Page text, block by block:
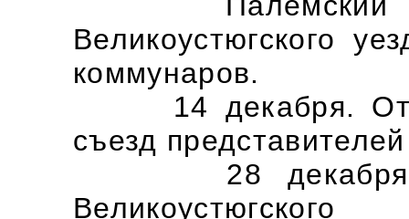
Великоустюгского
коммунаров.
14 декабря.
съезд
28 декабря. На